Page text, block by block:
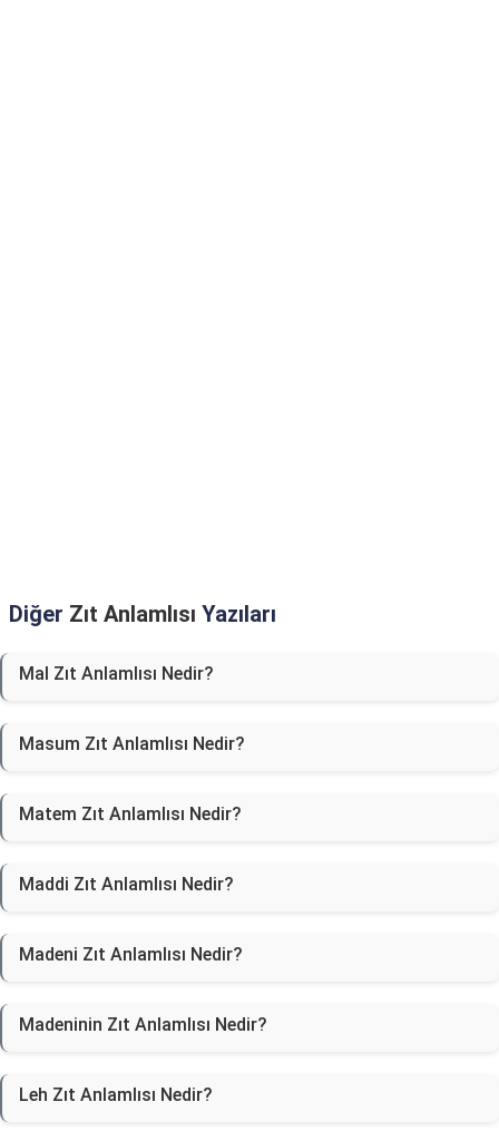
Diğer Zıt Anlamlısı Yazıları
Mal Zıt Anlamlısı Nedir?
Masum Zıt Anlamlısı Nedir?
Matem Zıt Anlamlısı Nedir?
Maddi Zıt Anlamlısı Nedir?
Madeni Zıt Anlamlısı Nedir?
Madeninin Zıt Anlamlısı Nedir?
Leh Zıt Anlamlısı Nedir?